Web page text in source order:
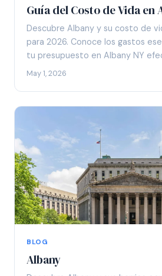
Guía del Costo de Vida en
Descubre Albany y su costo de
para 2026. Conoce los gastos
tu presupuesto en Albany NY
May 1, 2026
BLOG
Albany